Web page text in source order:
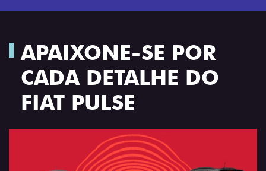
APAIXONE-SE POR
CADA DETALHE DO
FIAT PULSE